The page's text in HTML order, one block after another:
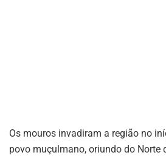
Os mouros invadiram a região no
povo muçulmano, oriundo do Norte